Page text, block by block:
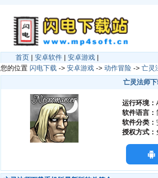
首页 | 安卓软件 | 安卓游戏 |
您的位置 闪电下载 -> 安卓游戏 -> 动作冒险 -> 亡灵
亡灵法师
运行环境：
软件语言：
软件分类：
授权方式：